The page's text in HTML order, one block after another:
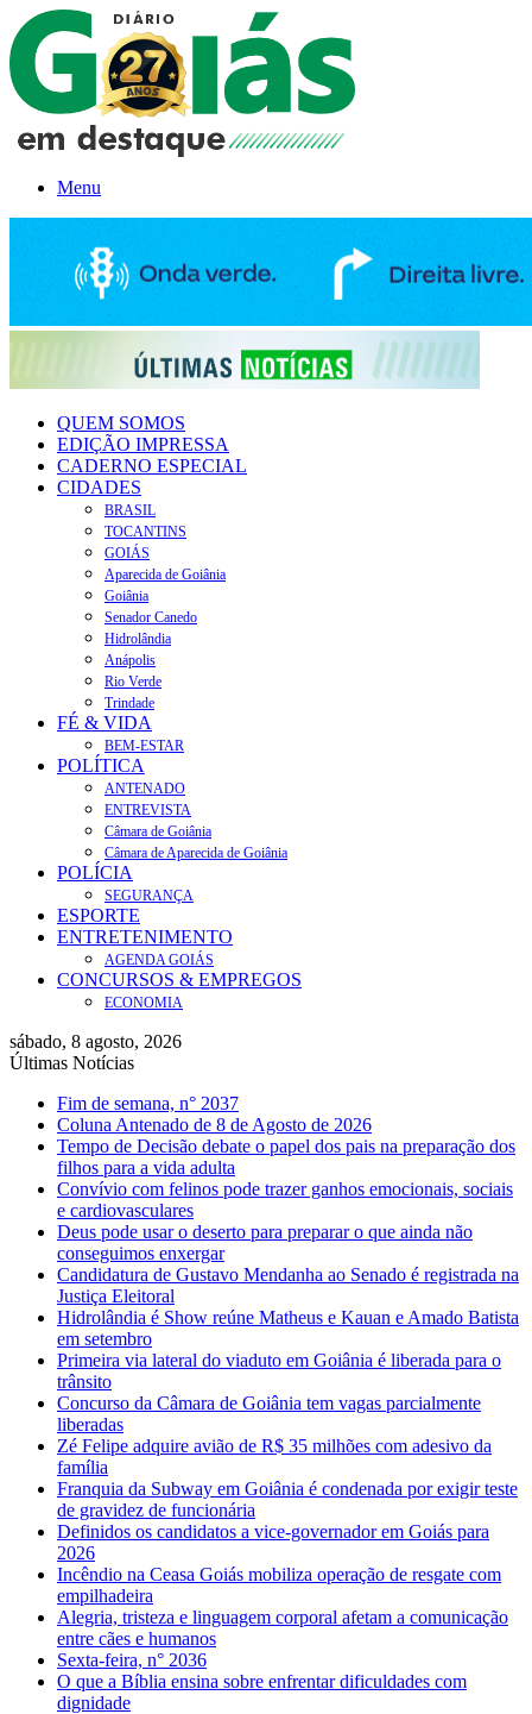
Menu
QUEM SOMOS
EDIÇÃO IMPRESSA
CADERNO ESPECIAL
CIDADES
BRASIL
TOCANTINS
GOIÁS
Aparecida de Goiânia
Goiânia
Senador Canedo
Hidrolândia
Anápolis
Rio Verde
Trindade
FÉ & VIDA
BEM-ESTAR
POLÍTICA
ANTENADO
ENTREVISTA
Câmara de Goiânia
Câmara de Aparecida de Goiânia
POLÍCIA
SEGURANÇA
ESPORTE
ENTRETENIMENTO
AGENDA GOIÁS
CONCURSOS & EMPREGOS
ECONOMIA
sábado, 8 agosto, 2026
Últimas Notícias
Fim de semana, n° 2037
Coluna Antenado de 8 de Agosto de 2026
Tempo de Decisão debate o papel dos pais na preparação dos
filhos para a vida adulta
Convívio com felinos pode trazer ganhos emocionais, sociais
e cardiovasculares
Deus pode usar o deserto para preparar o que ainda não
conseguimos enxergar
Candidatura de Gustavo Mendanha ao Senado é registrada na
Justiça Eleitoral
Hidrolândia é Show reúne Matheus e Kauan e Amado Batista
em setembro
Primeira via lateral do viaduto em Goiânia é liberada para o
trânsito
Concurso da Câmara de Goiânia tem vagas parcialmente
liberadas
Zé Felipe adquire avião de R$ 35 milhões com adesivo da
família
Franquia da Subway em Goiânia é condenada por exigir teste
de gravidez de funcionária
Definidos os candidatos a vice-governador em Goiás para
2026
Incêndio na Ceasa Goiás mobiliza operação de resgate com
empilhadeira
Alegria, tristeza e linguagem corporal afetam a comunicação
entre cães e humanos
Sexta-feira, n° 2036
O que a Bíblia ensina sobre enfrentar dificuldades com
dignidade